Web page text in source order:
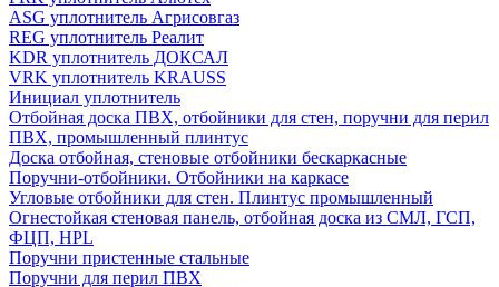
ASG уплотнитель Агрисовгаз
REG уплотнитель Реалит
KDR уплотнитель ДОКСАЛ
VRK уплотнитель KRAUSS
Инициал уплотнитель
Отбойная доска ПВХ, отбойники для стен, поручни для перил
ПВХ, промышленный плинтус
Доска отбойная, стеновые отбойники бескаркасные
Поручни-отбойники. Отбойники на каркасе
Угловые отбойники для стен. Плинтус промышленный
Огнестойкая стеновая панель, отбойная доска из СМЛ, ГСП,
ФЦП, HPL
Поручни пристенные стальные
Поручни для перил ПВХ